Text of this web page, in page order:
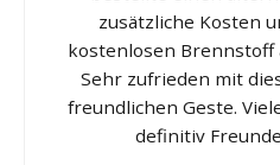
zusätzliche Kosten
kostenlosen Brennstoff
Sehr zufrieden mit
freundlichen Geste.
definitiv